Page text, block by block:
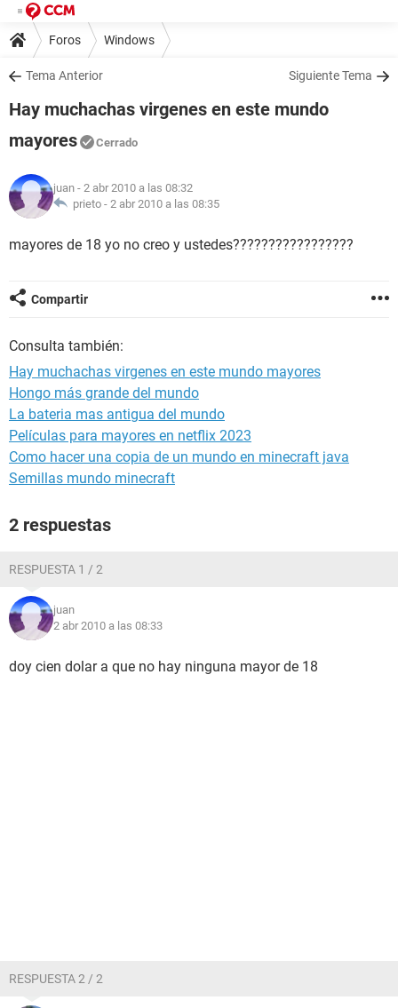
Foros Windows
Tema Anterior Siguiente Tema
Hay muchachas virgenes en este mundo
mayores
Cerrado
juan - 2 abr 2010 a las 08:32
prieto - 2 abr 2010 a las 08:35
mayores de 18 yo no creo y ustedes?????????????????
Compartir
Consulta también:
Hay muchachas virgenes en este mundo mayores
Hongo más grande del mundo
La bateria mas antigua del mundo
Películas para mayores en netflix 2023
Como hacer una copia de un mundo en minecraft java
Semillas mundo minecraft
2 respuestas
RESPUESTA 1 / 2
juan
2 abr 2010 a las 08:33
doy cien dolar a que no hay ninguna mayor de 18
RESPUESTA 2 / 2